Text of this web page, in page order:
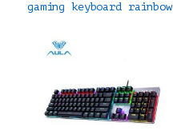
gaming keyboard rainbow